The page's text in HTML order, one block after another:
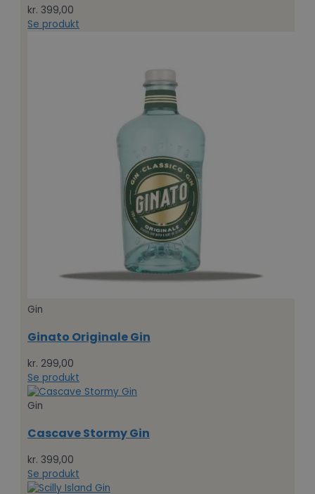
kr. 399,00
Se produkt
Gin
Ginato Originale Gin
kr. 299,00
Se produkt
Gin
Cascave Stormy Gin
kr. 399,00
Se produkt